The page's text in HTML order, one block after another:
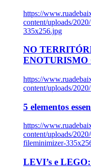
https://
content/uploads/
335x256.jpg
NO
ENOTURISMO
https://
content/uploads/
5 elementos
https://
content/uploads/
fileminimizer-
LEVI’s e